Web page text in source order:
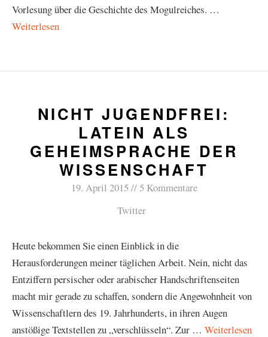
Vorlesung über die Geschichte des Mogulreiches. …
Weiterlesen
NICHT JUGENDFREI:
LATEIN ALS
GEHEIMSPRACHE DER
WISSENSCHAFT
19. April 2015
5 Kommentare
Twitter
Heute bekommen Sie einen Einblick in die
Herausforderungen meiner täglichen Arbeit. Nein, nicht das
Entziffern persischer oder arabischer Handschriftenseiten
macht mir gerade zu schaffen, sondern die Angewohnheit von
Wissenschaftlern des 19. Jahrhunderts, in ihren Augen
anstößige Textstellen zu „verschlüsseln“. Zur … Weiterlesen